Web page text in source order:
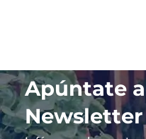
Apúntate
Newsletter